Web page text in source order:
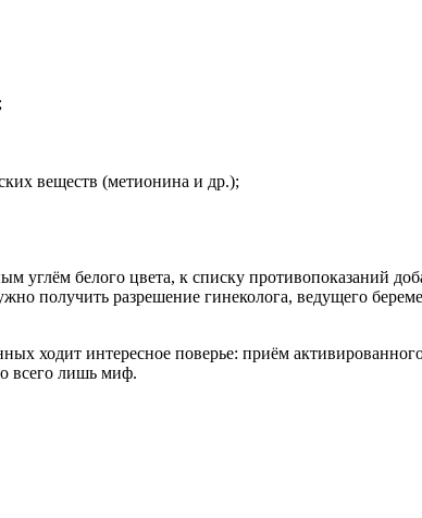
веществ (метионина и др.);
углём белого цвета, к списку противопоказаний
получить разрешение гинеколога, ведущего
ходит интересное поверье: приём
всего лишь миф.